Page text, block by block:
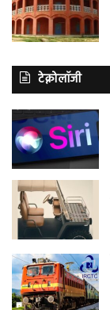
टेक्नोलॉजी